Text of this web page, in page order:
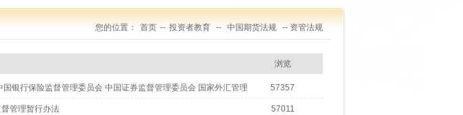
您的位置： 首页 -- 投资者教育 -- 中国期货法规 -- 资管法规
浏览
国银行保险监督管理委员会 中国证券监督管理委员会 国家外汇管理
构资产管理业务的指导意见
57357
管理暂行办法 57011